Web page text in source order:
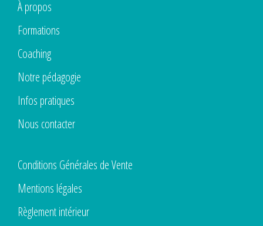
À propos
Formations
Coaching
Notre pédagogie
Infos pratiques
Nous contacter
Conditions Générales de Vente
Mentions légales
Règlement intérieur